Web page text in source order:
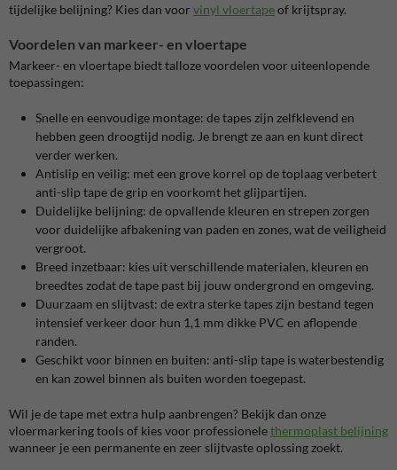
tijdelijke belijning? Kies dan voor vinyl vloertapeof krijtspray.
Voordelen van markeer- en vloertape
Markeer- en vloertape biedt talloze voordelen voor uiteenlopende
toepassingen:
Snelle en eenvoudige montage: de tapes zijn zelfklevend en
hebben geen droogtijd nodig. Je brengt ze aan en kunt direct
verder werken.
Antislip en veilig: met een grove korrel op de toplaag verbetert
anti-slip tape de grip en voorkomt het glijpartijen.
Duidelijke belijning: de opvallende kleuren en strepen zorgen
voor duidelijke afbakening van paden en zones, wat de veiligheid
vergroot.
Breed inzetbaar: kies uit verschillende materialen, kleuren en
breedtes zodat de tape past bij jouw ondergrond en omgeving.
Duurzaam en slijtvast: de extra sterke tapes zijn bestand tegen
intensief verkeer door hun 1,1 mm dikke PVC en aflopende
randen.
Geschikt voor binnen en buiten: anti-slip tape is waterbestendig
en kan zowel binnen als buiten worden toegepast.
Wil je de tape met extra hulp aanbrengen? Bekijk dan onze
vloermarkering tools of kies voor professionelethermoplast belijning
wanneer je een permanente en zeer slijtvaste oplossing zoekt.